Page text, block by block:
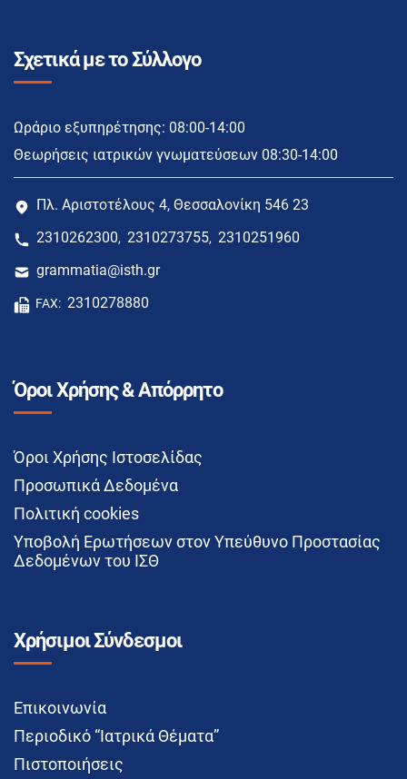
Σχετικά με το Σύλλογο
Ωράριο εξυπηρέτησης: 08:00-14:00
Θεωρήσεις ιατρικών γνωματεύσεων 08:30-14:00
Πλ. Αριστοτέλους 4, Θεσσαλονίκη 546 23
2310262300, 2310273755, 2310251960
grammatia@isth.gr
FAX: 2310278880
Όροι Χρήσης & Απόρρητο
Όροι Χρήσης Ιστοσελίδας
Προσωπικά Δεδομένα
Πολιτική cookies
Υποβολή Ερωτήσεων στον Υπεύθυνο Προστασίας
Δεδομένων του ΙΣΘ
Χρήσιμοι Σύνδεσμοι
Επικοινωνία
Περιοδικό “Ιατρικά Θέματα”
Πιστοποιήσεις